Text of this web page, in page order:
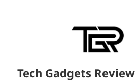
Tech Gadgets Review